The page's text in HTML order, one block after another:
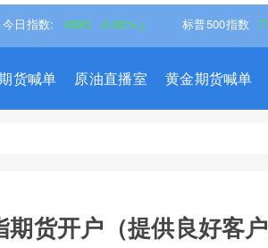
今日指数:
26363.4393 -0.83%↓ 标普500指数
货喊单 原油直播室 黄金期货喊单
货开户（提供良好客户